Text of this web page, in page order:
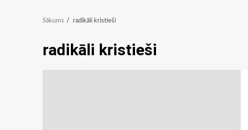
Sākums radikāli kristieši
radikāli kristieši